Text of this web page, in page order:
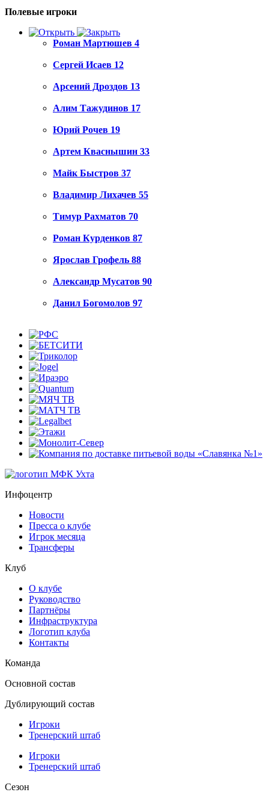
Полевые игроки
Роман Мартюшев 4
Сергей Исаев 12
Арсений Дроздов 13
Алим Тажудинов 17
Юрий Рочев 19
Артем Кваснышин 33
Майк Быстров 37
Владимир Лихачев 55
Тимур Рахматов 70
Роман Курденков 87
Ярослав Грофель 88
Александр Мусатов 90
Данил Богомолов 97
Инфоцентр
Новости
Пресса о клубе
Игрок месяца
Трансферы
Клуб
О клубе
Руководство
Партнёры
Инфраструктура
Логотип клуба
Контакты
Команда
Основной состав
Дублирующий состав
Игроки
Тренерский штаб
Игроки
Тренерский штаб
Сезон